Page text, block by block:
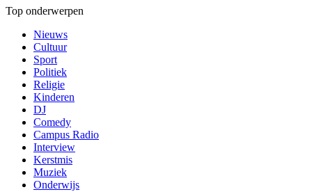
Top onderwerpen
Nieuws
Cultuur
Sport
Politiek
Religie
Kinderen
DJ
Comedy
Campus Radio
Interview
Kerstmis
Muziek
Onderwijs